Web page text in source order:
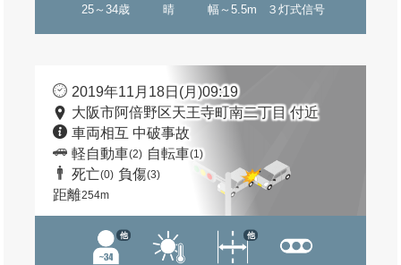
25～34歳 晴 幅～5.5m ３灯式信号
2019年11月18日(月)09:19
大阪市阿倍野区天王寺町南二丁目 付近
車両相互 中破事故
軽自動車(2) 自転車(1)
死亡(0) 負傷(3)
距離254m
他 他